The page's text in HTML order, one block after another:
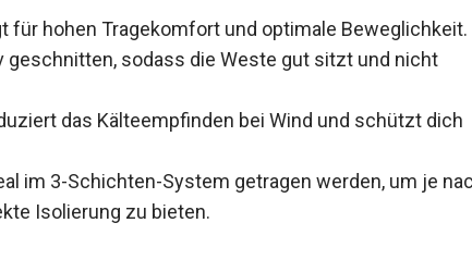
für hohen Tragekomfort und optimale Beweglichkeit.
geschnitten, sodass die Weste gut sitzt und nicht
das Kälteempfinden bei Wind und schützt dich
im 3-Schichten-System getragen werden, um je
Isolierung zu bieten.